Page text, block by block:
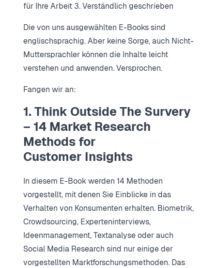
für Ihre Arbeit 3. Verständlich geschrieben
Die von uns ausgewählten E-Books sind
englischsprachig. Aber keine Sorge, auch Nicht-
Muttersprachler können die Inhalte leicht
verstehen und anwenden. Versprochen.
Fangen wir an:
1. Think Outside The Survery
– 14 Market Research
Methods for
Customer Insights
In diesem E-Book werden 14 Methoden
vorgestellt, mit denen Sie Einblicke in das
Verhalten von Konsumenten erhalten. Biometrik,
Crowdsourcing, Experteninterviews,
Ideenmanagement, Textanalyse oder auch
Social Media Research sind nur einige der
vorgestellten Marktforschungsmethoden. Das